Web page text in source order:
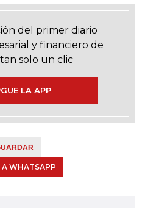
del primer diario
y financiero de
solo un clic
LA APP
A WHATSAPP